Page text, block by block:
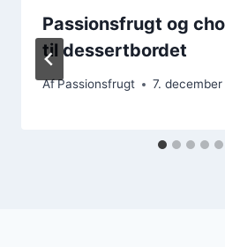
Passionsfrugt og
til dessertbordet
AfPassionsfrugt 7.